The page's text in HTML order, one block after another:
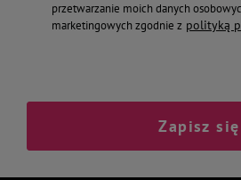
przetwarzanie moich danych
marketingowych zgodnie z polityką
Zapisz się